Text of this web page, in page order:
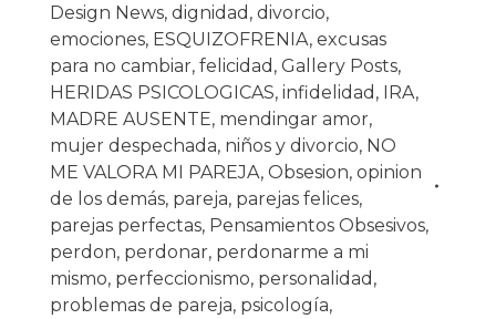
Design News, dignidad , divorcio,
emociones, ESQUIZOFRENIA, excusas
para no cambiar, felicidad , Gallery Posts,
HERIDAS PSICOLOGICAS, infidelidad , IRA,
MADRE AUSENTE, mendingar amor,
mujer despechada, niños y divorcio, NO
ME VALORA MI PAREJA, Obsesion, opinion
de los demás, pareja, parejas felices,
parejas perfectas, Pensamientos Obsesivos,
perdon, perdonar, perdonarme a mi
mismo, perfeccionismo, personalidad ,
problemas de pareja, psicología,